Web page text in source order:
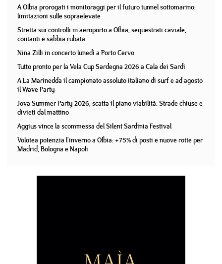
A Olbia prorogati i monitoraggi per il futuro tunnel sottomarino:
limitazioni sulle sopraelevate
Stretta sui controlli in aeroporto a Olbia, sequestrati caviale,
contanti e sabbia rubata
Nina Zilli in concerto lunedì a Porto Cervo
Tutto pronto per la Vela Cup Sardegna 2026 a Cala dei Sardi
A La Marinedda il campionato assoluto italiano di surf e ad agosto
il Wave Party
Jova Summer Party 2026, scatta il piano viabilità. Strade chiuse e
divieti dal mattino
Aggius vince la scommessa del Silent Sardinia Festival
Volotea potenzia l'inverno a Olbia: +75% di posti e nuove rotte per
Madrid, Bologna e Napoli